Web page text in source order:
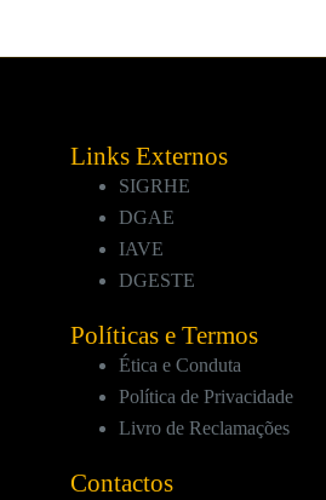
Links Externos
SIGRHE
DGAE
IAVE
DGESTE
Políticas e Termos
Ética e Conduta
Política de Privacidade
Livro de Reclamações
Contactos